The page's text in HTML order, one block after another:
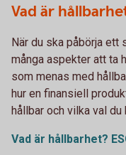
Vad är
När du ska påbörja ett
många aspekter att ta
som menas med
hur en finansiell
hållbar och vilka val du
Vad är hållbarhet?